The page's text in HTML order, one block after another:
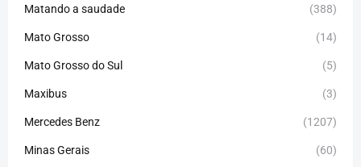
Matando a saudade (388)
Mato Grosso (14)
Mato Grosso do Sul (5)
Maxibus (3)
Mercedes Benz (1207)
Minas Gerais (60)